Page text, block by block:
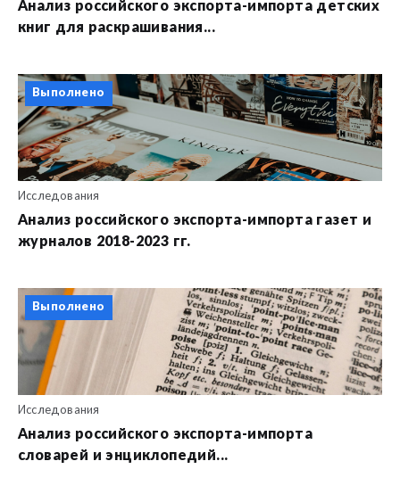
Анализ российского экспорта-импорта детских
книг для раскрашивания...
Выполнено
Исследования
Анализ российского экспорта-импорта газет и
журналов 2018-2023 гг.
Выполнено
Исследования
Анализ российского экспорта-импорта
словарей и энциклопедий...